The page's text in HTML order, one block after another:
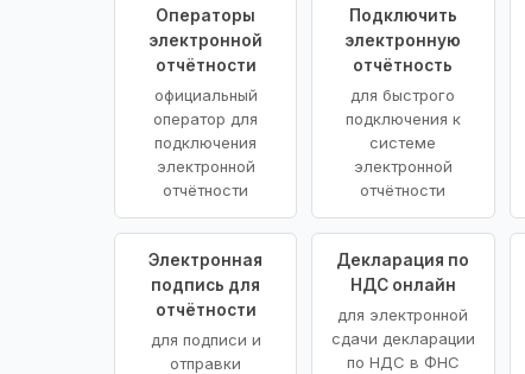
Операторы
электронной
отчётности
официальный
оператор для
подключения
электронной
отчётности
Подключить
электронную
отчётность
для быстрого
подключения к
системе
электронной
отчётности
Электронная
подпись для
отчётности
для подписи и
отправки
Декларация по
НДС онлайн
для электронной
сдачи декларации
по НДС в ФНС